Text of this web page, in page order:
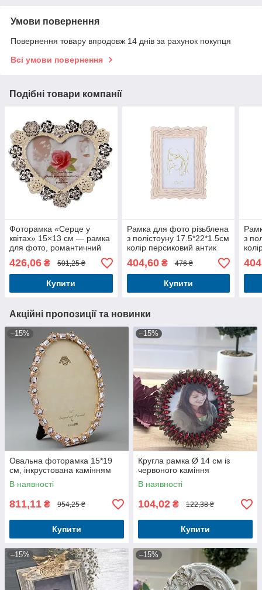
Умови повернення
Повернення товару впродовж 14 днів за рахунок покупця
Всі умови повернення
Подібні товари компанії
Фоторамка «Серце у
квітах» 15×13 см — рамка
для фото, романтичний
декор
426,06 ₴ 501,25 ₴
Купити
Рамка для фото різьблена
з полістоуну 17.5*22*1.5см
колір персиковий антик
404,60₴ 476 ₴
Купити
з
Акційні пропозиції та новинки
–15%
Овальна фоторамка 15*19
см, інкрустована камінням
В наявності
811,11 ₴ 954,25 ₴
Купити
–15%
Кругла рамка Ø 14 см із
червоного каміння
В наявності
104,02 ₴ 122,38 ₴
Купити
–15% –15%